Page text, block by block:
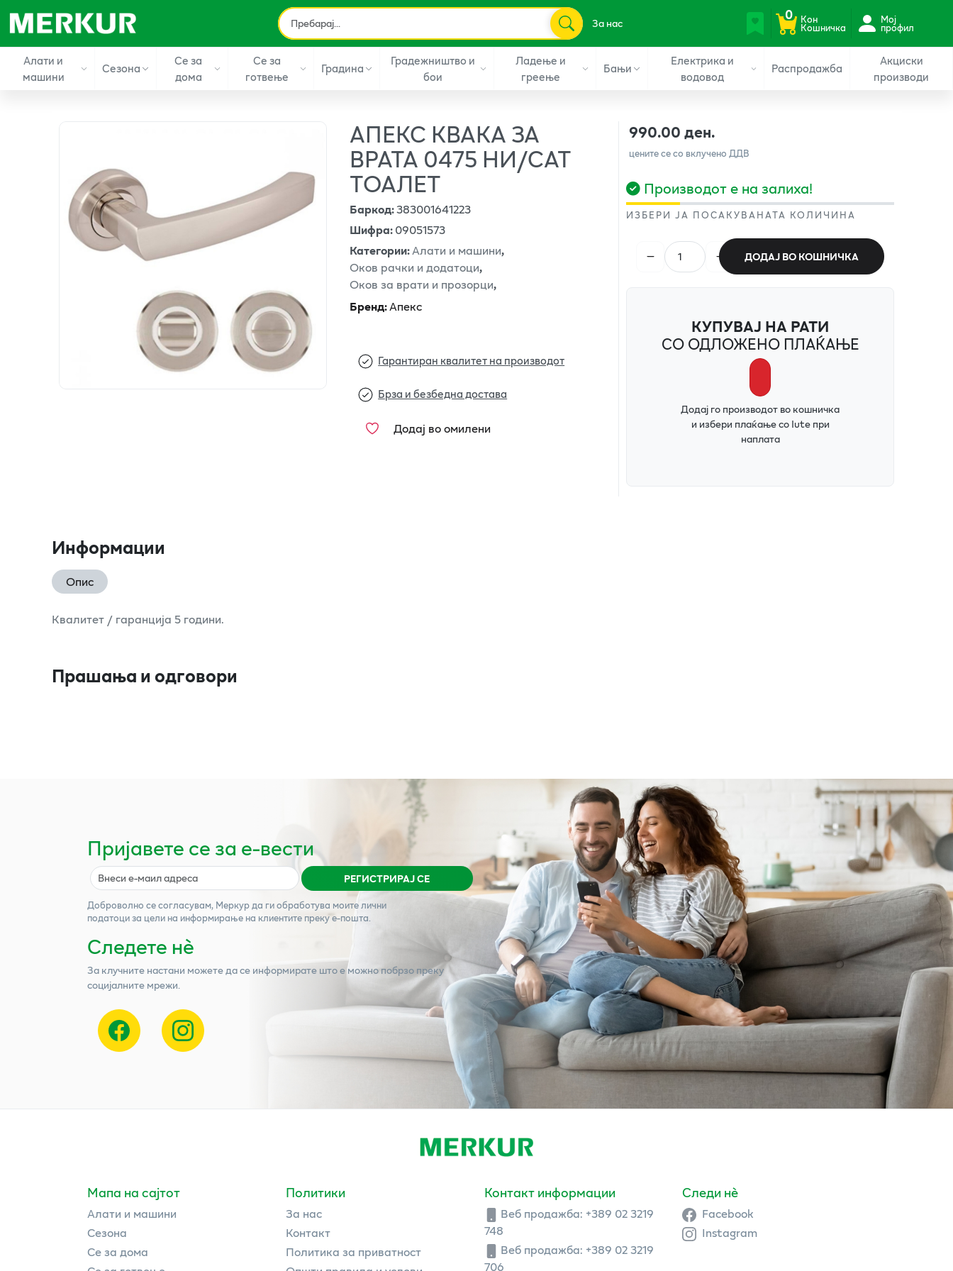
За нас 0 Кон
Кошничка
Мој
профил
Алати и
машини
Сезона
Се за
дома
Се за
готвење
Градина
Градежништво и
бои
Ладење и
греење
Бањи
Електрика и
водовод
Распродажба
Акциски
производи
АПЕКС КВАКА ЗА
ВРАТА 0475 НИ/САТ
ТОАЛЕТ
Баркод:383001641223
Шифра:09051573
Категории:Алати и машини,
Оков рачки и додатоци,
Оков за врати и прозорци,
Бренд:Апекс
Гарантиран квалитет на производот
Брза и безбедна достава
Додај во омилени
990.00 ден.
цените се со вклучено ДДВ
Производот е на залиха!
ИЗБЕРИ ЈА ПОСАКУВАНАТА КОЛИЧИНА
ДОДАЈ ВО КОШНИЧКА
КУПУВАЈ НА РАТИ
СО ОДЛОЖЕНО ПЛАЌАЊЕ
Додај го производот во кошничка
и избери плаќање со Iute при
наплата
Информации
Опис
Квалитет / гаранција 5 години.
Прашања и одговори
Пријавете се за е-вести
РЕГИСТРИРАЈ СЕ
Доброволно се согласувам, Меркурда ги обработува моите лични
податоци за цели на информирање на клиентите преку е-пошта.
Следете нѐ
За клучните настани можете да се информирате што е можно побрзо преку
социјалните мрежи.
Мапа на сајтот
Алати и машини
Сезона
Се за дома
Политики
За нас
Контакт
Политика за приватност
Контакт информации
Веб продажба: +389 02 3219
748
Веб продажба: +389 02 3219
706
Следи нè
Facebook
Instagram